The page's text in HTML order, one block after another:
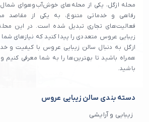
محله ازگل، یکی از محله‌های خوش‌آب‌وهوای شمال
رفاهی و خدماتی متنوع، به یکی از مقاصد
فعالیت‌های تجاری تبدیل شده است. در این
زیبایی عروس متعددی را پیدا کنید که نیازهای شما
ازگل به دنبال سالن زیبایی عروس با کیفیت و
همراه باشید تا بهترین‌ها را به شما معرفی کنیم
باشید.
دسته بندی سالن زیبایی عروس
زیبایی و آرایشی